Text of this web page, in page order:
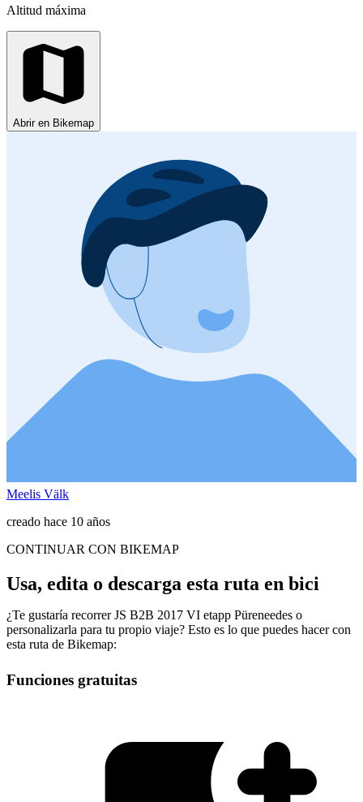
Altitud máxima
Abrir en Bikemap
Meelis Välk
creado hace 10 años
CONTINUAR CON BIKEMAP
Usa, edita o descarga esta ruta en bici
¿Te gustaría recorrer JS B2B 2017 VI etapp Püreneedes o
personalizarla para tu propio viaje? Esto es lo que puedes hacer con
esta ruta de Bikemap:
Funciones gratuitas